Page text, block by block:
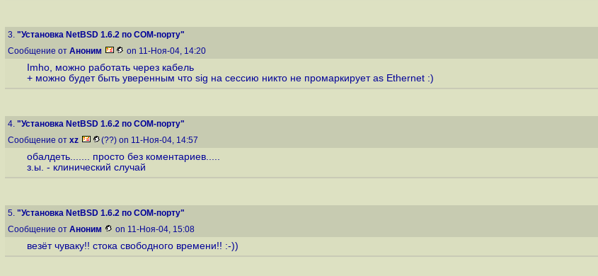
3. "Установка NetBSD 1.6.2 по COM-порту"
Сообщение от Аноним on 11-Ноя-04, 14:20
Imho, можно работать через кабель
+ можно будет быть уверенным что sig на сессию никто не промаркирует as Ethernet :)
4. "Установка NetBSD 1.6.2 по COM-порту"
Сообщение от xz (??) on 11-Ноя-04, 14:57
обалдеть....... просто без коментариев.....
з.ы. - клинический случай
5. "Установка NetBSD 1.6.2 по COM-порту"
Сообщение от Аноним on 11-Ноя-04, 15:08
везёт чуваку!! стока свободного времени!! :-))